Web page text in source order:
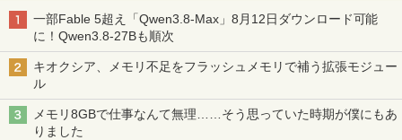
一部Fable 5超え「Qwen3.8-Max」8月12日ダウンロード可能
に！Qwen3.8-27Bも順次
キオクシア、メモリ不足をフラッシュメモリで補う拡張モジュー
ル
メモリ8GBで仕事なんて無理……そう思っていた時期が僕にもあ
りました